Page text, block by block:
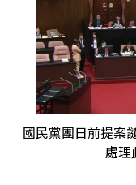
國民黨團日前提案
處理